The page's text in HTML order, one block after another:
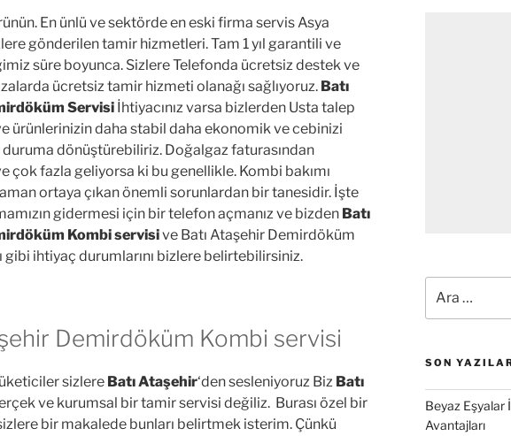
En ünlü ve sektörde en eski firma servis Asya
gönderilen tamir hizmetleri. Tam 1 yıl garantili ve
süre boyunca. Sizlere Telefonda ücretsiz destek ve
ücretsiz tamir hizmeti olanağı sağlıyoruz. Batı
Servisi İhtiyacınız varsa bizlerden Usta talep
ürünlerinizin daha stabil daha ekonomik ve cebinizi
dönüştürebiliriz. Doğalgaz faturasından
ve çok fazla geliyorsa ki bu genellikle. Kombi bakımı
ortaya çıkan önemli sorunlardan bir tanesidir. İşte
gidermesi için bir telefon açmanız ve bizden Batı
Kombi servisive Batı Ataşehir Demirdöküm
gibi ihtiyaç durumlarını bizlere belirtebilirsiniz.
Demirdöküm Kombi servisi
sizlere Batı Ataşehir‘den sesleniyoruz Biz Batı
ve kurumsal bir tamir servisi değiliz. Burası özel bir
bir makalede bunları belirtmek isterim. Çünkü
SON
Beyaz Eşyalar
Avantajları